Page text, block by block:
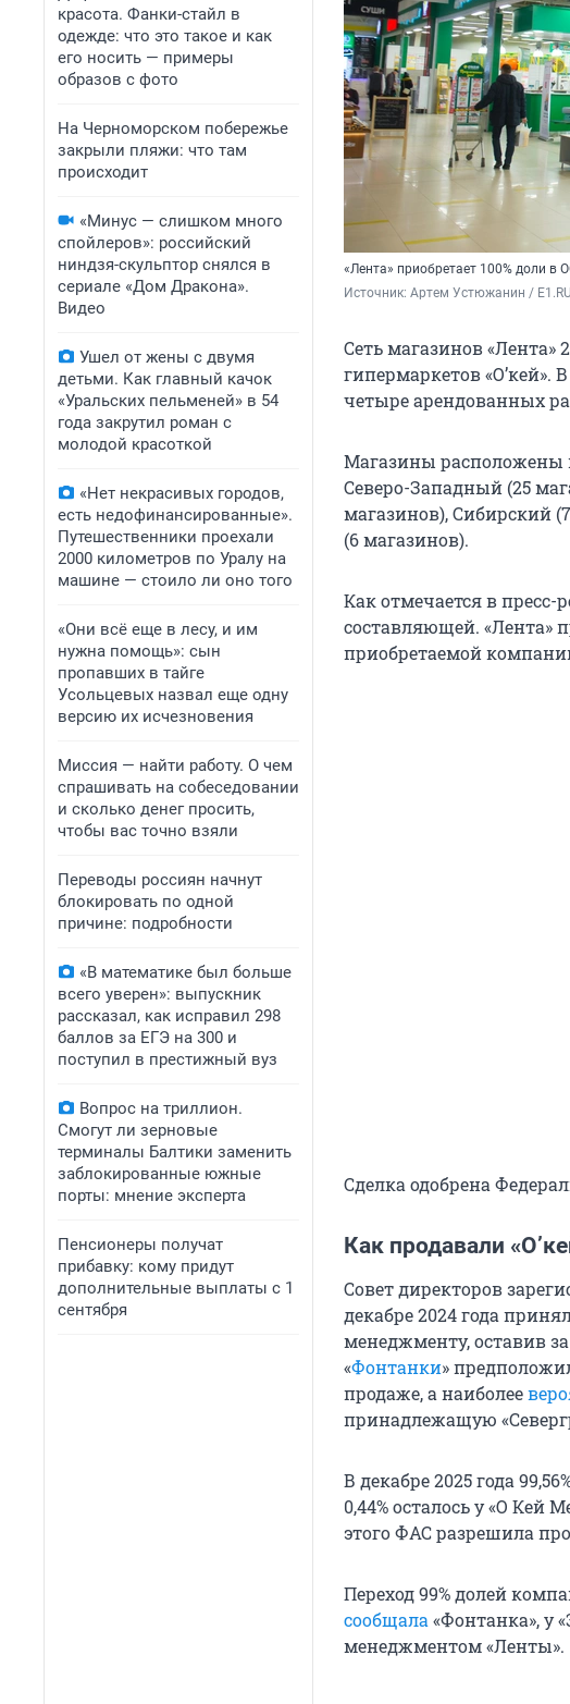
красота. Фанки-стайл в
одежде: что это такое и как
его носить — примеры
образов с фото
На Черноморском побережье
закрыли пляжи: что там
происходит
«Минус — слишком много
спойлеров»: российский
ниндзя-скульптор снялся в
сериале «Дом Дракона».
Видео
Ушел от жены с двумя
детьми. Как главный качок
«Уральских пельменей» в 54
года закрутил роман с
молодой красоткой
«Нет некрасивых городов,
есть недофинансированные».
Путешественники проехали
2000 километров по Уралу на
машине — стоило ли оно того
«Они всё еще в лесу, и им
нужна помощь»: сын
пропавших в тайге
Усольцевых назвал еще одну
версию их исчезновения
Миссия — найти работу. О чем
спрашивать на собеседовании
и сколько денег просить,
чтобы вас точно взяли
Переводы россиян начнут
блокировать по одной
причине: подробности
«В математике был больше
всего уверен»: выпускник
рассказал, как исправил 298
баллов за ЕГЭ на 300 и
поступил в престижный вуз
Вопрос на триллион.
Смогут ли зерновые
терминалы Балтики заменить
заблокированные южные
порты: мнение эксперта
Пенсионеры получат
прибавку: кому придут
дополнительные выплаты с 1
сентября
«Лента» приобретает 100% доли в
Источник: Артем Устюжанин / E1.RU
Сеть магазинов
гипермаркетов «О’кей».
четыре арендованных
Магазины расположены
Северо-Западный (25
магазинов), Сибирский
(6 магазинов).
Как отмечается в пресс-
составляющей. «Лента»
приобретаемой
Сделка одобрена
Как продавали
Совет директоров
декабре 2024 года
менеджменту, оставив
«Фонтанки»
продаже, а наиболее
принадлежащую
В декабре 2025 года
0,44% осталось у «О Кей
этого ФАС разрешила
Переход 99% долей
сообщала «Фонтанка», у
менеджментом «Ленты».